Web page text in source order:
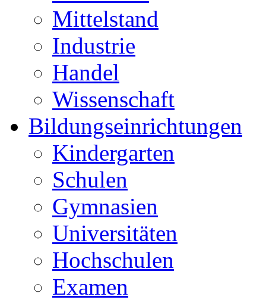
Mittelstand
Industrie
Handel
Wissenschaft
Bildungseinrichtungen
Kindergarten
Schulen
Gymnasien
Universitäten
Hochschulen
Examen